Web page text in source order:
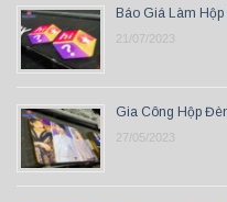
Báo Giá Làm
21/07/2023
Gia Công Hộp
27/05/2023